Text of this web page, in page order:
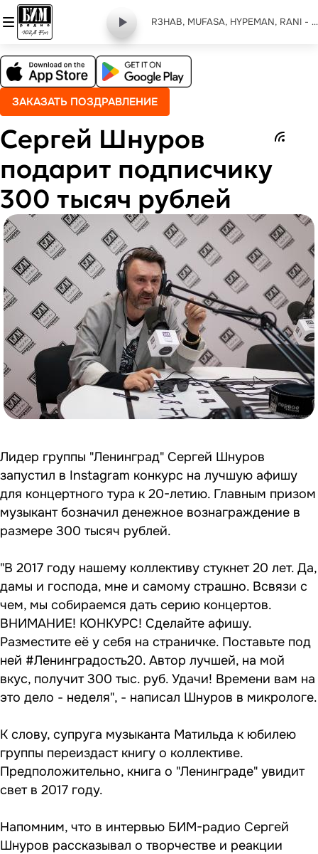
R3HAB, MUFASA, HYPEMAN, RANI - believe (shooting stars)
ЗАКАЗАТЬ ПОЗДРАВЛЕНИЕ
Сергей Шнуров
подарит подписчику
300 тысяч рублей
Лидер группы "Ленинград" Сергей Шнуров
запустил в Instagram конкурс на лучшую афишу
для концертного тура к 20-летию. Главным призом
музыкант бозначил денежное вознаграждение в
размере 300 тысяч рублей.
"В 2017 году нашему коллективу стукнет 20 лет. Да,
дамы и господа, мне и самому страшно. Всвязи с
чем, мы собираемся дать серию концертов.
ВНИМАНИЕ! КОНКУРС! Сделайте афишу.
Разместите её у себя на страничке. Поставьте под
ней #Ленинградость20. Автор лучшей, на мой
вкус, получит 300 тыс. руб. Удачи! Времени вам на
это дело - неделя", - написал Шнуров в микрологе.
К слову, супруга музыканта Матильда к юбилею
группы переиздаст книгу о коллективе.
Предположительно, книга о "Ленинграде" увидит
свет в 2017 году.
Напомним, что в интервью БИМ-радио Сергей
Шнуров рассказывал о творчестве и реакции